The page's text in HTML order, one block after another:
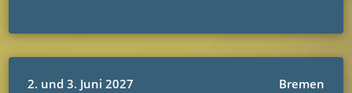
2. und 3. Juni 2027 Bremen